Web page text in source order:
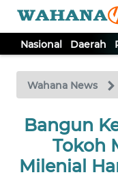
Nasional Daerah
Wahana News
Bangun
Tokoh
Milenial
TV
Tutup
NASIONAL
DAERAH